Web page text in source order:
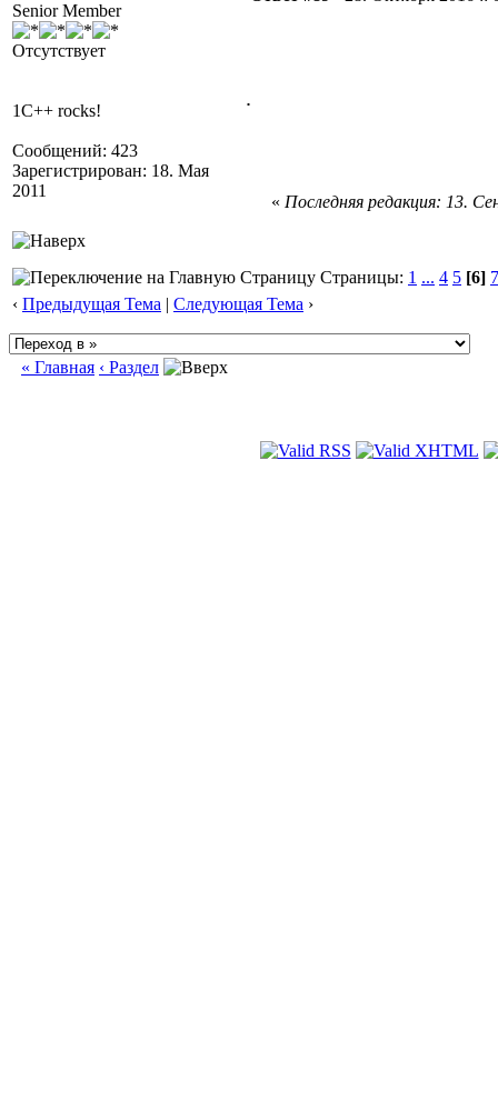
Senior Member
Отсутствует
1C++ rocks!
Сообщений: 423
Зарегистрирован: 18. Мая
2011
.
« Последняя редакция: 13.
Страницы: 1 ... 4 5 [6] 7
‹ Предыдущая Тема | Следующая Тема ›
« Главная ‹ Раздел